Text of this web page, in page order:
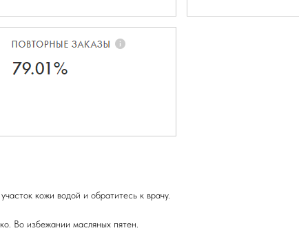
кожи водой и обратитесь к врачу.
Во избежании масляных пятен.